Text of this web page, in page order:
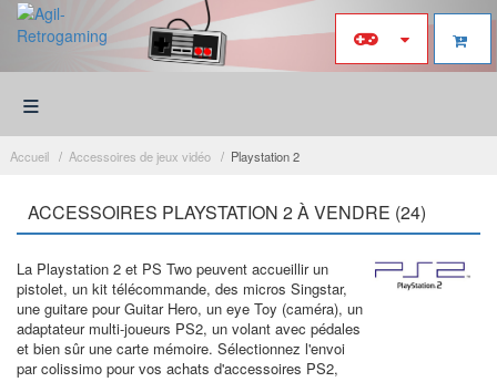
≡
Accueil Accessoires de jeux vidéo Playstation 2
ACCESSOIRES PLAYSTATION 2 À VENDRE (24)
La Playstation 2 et PS Two peuvent accueillir un
pistolet, un kit télécommande, des micros Singstar,
une guitare pour Guitar Hero, un eye Toy (caméra), un
adaptateur multi-joueurs PS2, un volant avec pédales
et bien sûr une carte mémoire. Sélectionnez l'envoi
par colissimo pour vos achats d'accessoires PS2,